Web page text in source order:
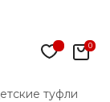
туфли